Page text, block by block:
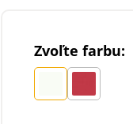
Zvoľte farbu: